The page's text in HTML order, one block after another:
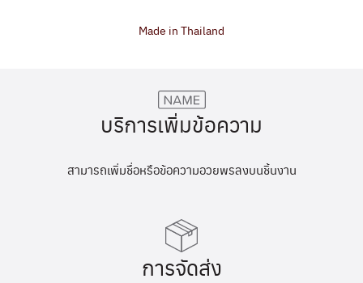
Made in Thailand
บริการเพิ่มข้อความ
สามารถเพิ่มชื่อหรือข้อความอวยพรลงบนชิ้นงาน
การจัดส่ง